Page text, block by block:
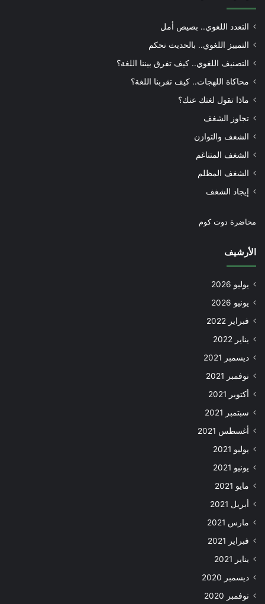
التعدد اللغوي.. بصيص أمل
التمييز اللغوي.. بالحديث نحكم
التصنيف اللغوي.. كيف تفرق بيننا اللغة؟
محاكاة اللهجات.. كيف تقربنا اللغة؟
ماذا تقول لغتك عنك؟
تجاوز الشغف
الشغف والتوازن
الشغف المتناغم
الشغف المظلم
إيجاد الشغف
محاضرة دوت كوم
الأرشيف
يوليو 2026
يونيو 2026
فبراير 2022
يناير 2022
ديسمبر 2021
نوفمبر 2021
أكتوبر 2021
سبتمبر 2021
أغسطس 2021
يوليو 2021
يونيو 2021
مايو 2021
أبريل 2021
مارس 2021
فبراير 2021
يناير 2021
ديسمبر 2020
نوفمبر 2020